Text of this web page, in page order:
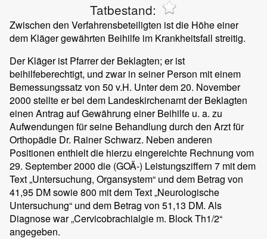
Tatbestand:
Zwischen den Verfahrensbeteiligten ist die Höhe einer
dem Kläger gewährten Beihilfe im Krankheitsfall streitig.
Der Kläger ist Pfarrer der Beklagten; er ist
beihilfeberechtigt, und zwar in seiner Person mit einem
Bemessungssatz von 50 v.H. Unter dem 20. November
2000 stellte er bei dem Landeskirchenamt der Beklagten
einen Antrag auf Gewährung einer Beihilfe u. a. zu
Aufwendungen für seine Behandlung durch den Arzt für
Orthopädie Dr. Rainer Schwarz. Neben anderen
Positionen enthielt die hierzu eingereichte Rechnung vom
29. September 2000 die (GOÄ-) Leistungsziffern 7 mit dem
Text „Untersuchung, Organsystem“ und dem Betrag von
41,95 DM sowie 800 mit dem Text „Neurologische
Untersuchung“ und dem Betrag von 51,13 DM. Als
Diagnose war „Cervicobrachialgie m. Block Th1/2“
angegeben.